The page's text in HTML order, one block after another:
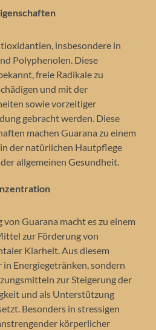
insbesondere in
Polyphenolen. Diese
freie Radikale zu
und mit der
sowie vorzeitiger
gebracht werden. Diese
machen Guarana zu einem
der natürlichen Hautpflege
allgemeinen Gesundheit.
Guarana macht es zu einem
zur Förderung von
Klarheit. Aus diesem
Energiegetränken, sondern
zur Steigerung der
und als Unterstützung
Besonders in stressigen
körperlicher